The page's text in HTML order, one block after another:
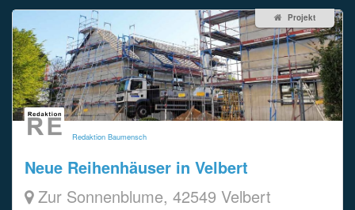
Projekt
Redaktion Baumensch
Neue Reihenhäuser in Velbert
Zur Sonnenblume, 42549 Velbert